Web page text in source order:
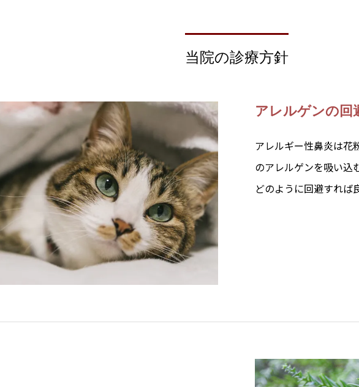
当院の診療方針
アレルゲンの回
アレルギー性鼻炎は花
のアレルゲンを吸い込
どのように回避すれば